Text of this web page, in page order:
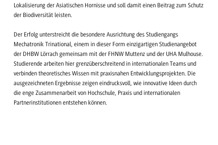
Lokalisierung der Asiatischen Hornisse und soll damit einen Beitrag zum Schutz
der Biodiversität leisten.
Der Erfolg unterstreicht die besondere Ausrichtung des Studiengangs
Mechatronik Trinational, einem in dieser Form einzigartigen Studienangebot
der DHBW Lörrach gemeinsam mit der FHNW Muttenz und der UHA Mulhouse.
Studierende arbeiten hier grenzüberschreitend in internationalen Teams und
verbinden theoretisches Wissen mit praxisnahen Entwicklungsprojekten. Die
ausgezeichneten Ergebnisse zeigen eindrucksvoll, wie innovative Ideen durch
die enge Zusammenarbeit von Hochschule, Praxis und internationalen
Partnerinstitutionen entstehen können.